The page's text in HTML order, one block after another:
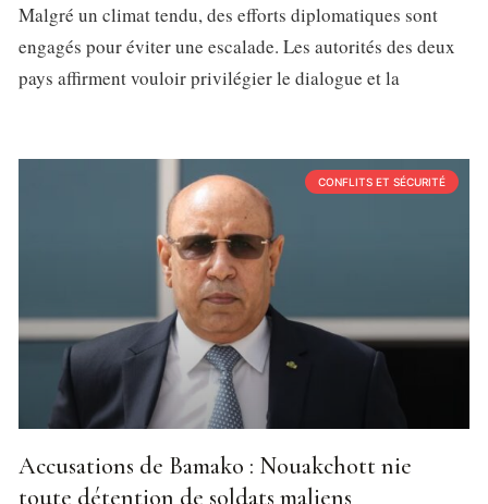
Malgré un climat tendu, des efforts diplomatiques sont
engagés pour éviter une escalade. Les autorités des deux
pays affirment vouloir privilégier le dialogue et la
CONFLITS ET SÉCURITÉ
Accusations de Bamako : Nouakchott nie
toute détention de soldats maliens